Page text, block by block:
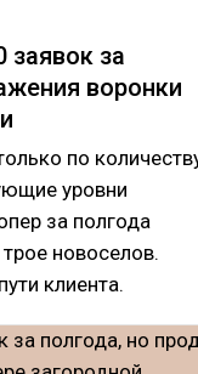
заявок за
воронки
по
уровни
за полгода
новоселов.
клиента.